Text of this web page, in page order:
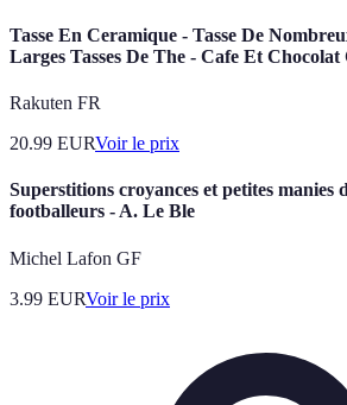
Tasse En Ceramique - Tasse De
Larges Tasses De The - Cafe Et
Rakuten FR
20.99 EURVoir le prix
Superstitions croyances et petites manies
footballeurs - A. Le Ble
Michel Lafon GF
3.99 EURVoir le prix